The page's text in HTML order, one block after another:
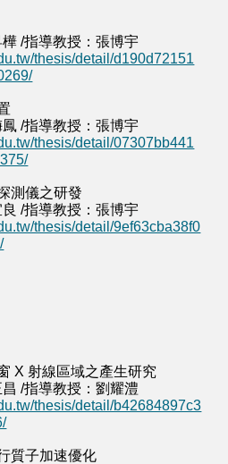
/指導教授：張博宇
thesis/detail/d190d72151
/指導教授：張博宇
thesis/detail/07307bb441
測儀之研發
/指導教授：張博宇
thesis/detail/9ef63cba38f0
X 射線區域之產生研究
/指導教授：劉耀澧
thesis/detail/b42684897c3
質子加速優化